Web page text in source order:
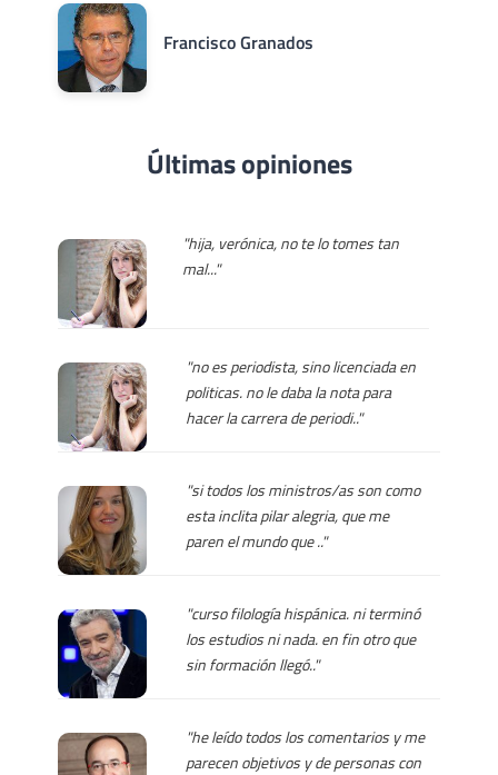
Francisco Granados
Últimas opiniones
"hija, verónica, no te lo tomes tan
mal..."
"no es periodista, sino licenciada en
politicas. no le daba la nota para
hacer la carrera de periodi.."
"si todos los ministros/as son como
esta inclita pilar alegria, que me
paren el mundo que .."
"curso filología hispánica. ni terminó
los estudios ni nada. en fin otro que
sin formación llegó.."
"he leído todos los comentarios y me
parecen objetivos y de personas con